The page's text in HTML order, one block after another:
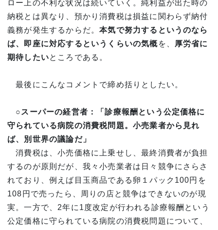
ロー上の不利な状況は続いていく。純利益が出た時の
納税とは異なり、預かり消費税は損益に関わらず納付
義務が発生するからだ。本気で努力するというのなら
ば、即座に対応するというくらいの気概を、 厚労省に
期待したいところである。
最後にこんなコメントで締め括りとしたい。
○スーパーの経営者：「診療報酬という公定価格に
守られている病院の消費税問題。小売業者から見れ
ば、別世界の議論だ」
消費税は、小売価格に上乗せし、最終消費者が負担
するのが原則だが、我々小売業者は日々競争にさらさ
れており、例えば目玉商品である卵１パック100円を
108円で売ったら、周りの店と競争はできないのが現
実。一方で、2年に1度改定が行われる診療報酬という
公定価格に守られている病院の消費税問題について、